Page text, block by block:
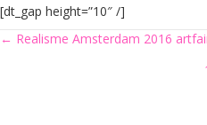
[dt_gap height=”10″ /]
Posts
← Realisme Amsterdam 2016